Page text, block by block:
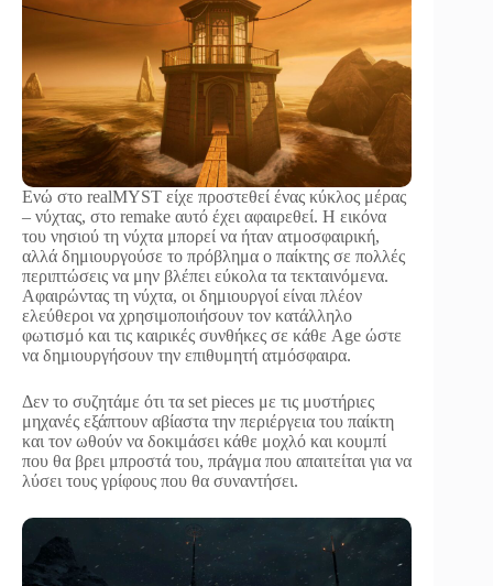
Ενώ στο realMYST είχε προστεθεί ένας κύκλος μέρας
– νύχτας, στο remake αυτό έχει αφαιρεθεί. Η εικόνα
του νησιού τη νύχτα μπορεί να ήταν ατμοσφαιρική,
αλλά δημιουργούσε το πρόβλημα ο παίκτης σε πολλές
περιπτώσεις να μην βλέπει εύκολα τα τεκταινόμενα.
Αφαιρώντας τη νύχτα, οι δημιουργοί είναι πλέον
ελεύθεροι να χρησιμοποιήσουν τον κατάλληλο
φωτισμό και τις καιρικές συνθήκες σε κάθε Age ώστε
να δημιουργήσουν την επιθυμητή ατμόσφαιρα.
Δεν το συζητάμε ότι τα set pieces με τις μυστήριες
μηχανές εξάπτουν αβίαστα την περιέργεια του παίκτη
και τον ωθούν να δοκιμάσει κάθε μοχλό και κουμπί
που θα βρει μπροστά του, πράγμα που απαιτείται για να
λύσει τους γρίφους που θα συναντήσει.